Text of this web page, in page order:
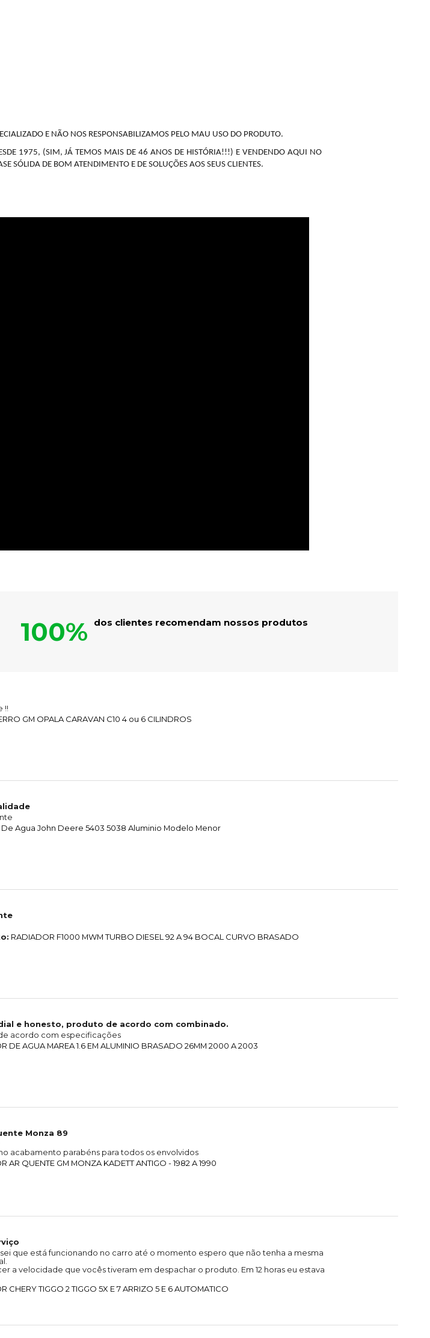
E NÃO NOS RESPONSABILIZAMOS PELO MAU USO DO PRODUTO.
1975, (SIM, JÁ TEMOS MAIS DE 46 ANOS DE HISTÓRIA!!!) E VENDENDO AQUI NO
SÓLIDA DE BOM ATENDIMENTO E DE SOLUÇÕES AOS SEUS CLIENTES.
100% dos clientes recomendam nossos produtos
!!
GM OPALA CARAVAN C10 4 ou 6 CILINDROS
Agua John Deere 5403 5038 Aluminio Modelo Menor
RADIADOR F1000 MWM TURBO DIESEL 92 A 94 BOCAL CURVO BRASADO
e honesto, produto de acordo com combinado.
acordo com especificações
DE AGUA MAREA 1.6 EM ALUMINIO BRASADO 26MM 2000 A 2003
Monza 89
acabamento parabéns para todos os envolvidos
AR QUENTE GM MONZA KADETT ANTIGO - 1982 A 1990
que está funcionando no carro até o momento espero que não tenha a mesma
a velocidade que vocês tiveram em despachar o produto. Em 12 horas eu estava
CHERY TIGGO 2 TIGGO 5X E 7 ARRIZO 5 E 6 AUTOMATICO